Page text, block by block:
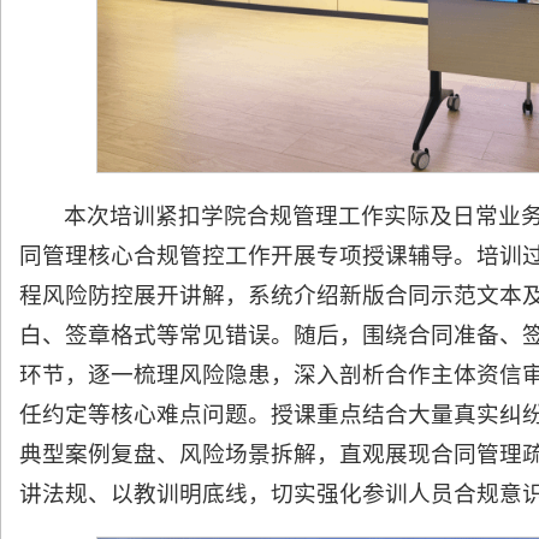
本次培训紧扣学院合规管理工作实际及日常业
同管理核心合规管控工作开展专项授课辅导。培训
程风险防控展开讲解，系统介绍新版合同示范文本
白、签章格式等常见错误。随后，围绕合同准备、
环节，逐一梳理风险隐患，深入剖析合作主体资信
任约定等核心难点问题。授课重点结合大量真实纠
典型案例复盘、风险场景拆解，直观展现合同管理
讲法规、以教训明底线，切实强化参训人员合规意